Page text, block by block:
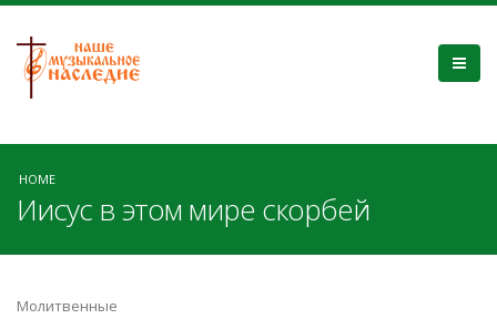
HOME
Иисус в этом мире скорбей
Молитвенные